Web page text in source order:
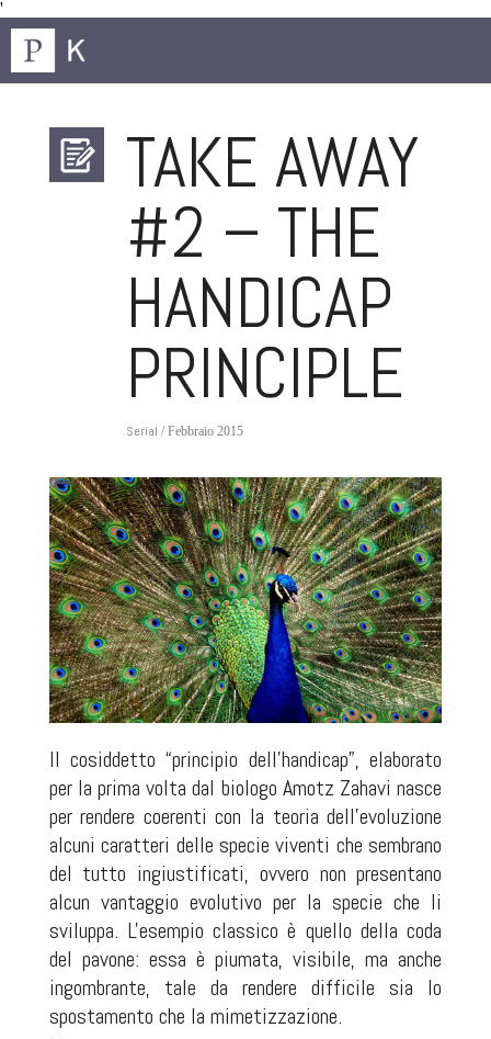
'
TAKE AWAY
#2 – THE
HANDICAP
PRINCIPLE
Serial / Febbraio 2015
Il cosiddetto “principio dell'handicap”, elaborato
per la prima volta dal biologo Amotz Zahavi nasce
per rendere coerenti con la teoria dell'evoluzione
alcuni caratteri delle specie viventi che sembrano
del tutto ingiustificati, ovvero non presentano
alcun vantaggio evolutivo per la specie che li
sviluppa. L'esempio classico è quello della coda
del pavone: essa è piumata, visibile, ma anche
ingombrante, tale da rendere difficile sia lo
spostamento che la mimetizzazione.